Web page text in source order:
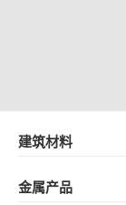
建筑材料
金属产品